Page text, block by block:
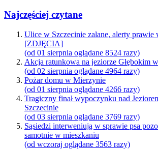
Najczęściej czytane
Ulice w Szczecinie zalane, alerty prawie
[ZDJĘCIA]
(od 01 sierpnia oglądane 8524 razy)
Akcja ratunkowa na jeziorze Głębokim
(od 02 sierpnia oglądane 4964 razy)
Pożar domu w Mierzynie
(od 01 sierpnia oglądane 4266 razy)
Tragiczny finał wypoczynku nad
Szczecinie
(od 03 sierpnia oglądane 3769 razy)
Sąsiedzi interweniują w sprawie psa
samotnie w mieszkaniu
(od wczoraj oglądane 3563 razy)